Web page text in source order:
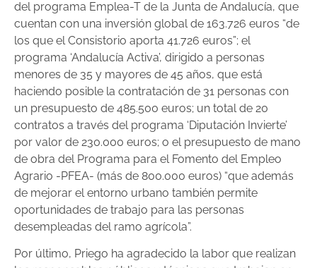
del programa Emplea-T de la Junta de Andalucía, que
cuentan con una inversión global de 163.726 euros “de
los que el Consistorio aporta 41.726 euros”; el
programa ‘Andalucía Activa’, dirigido a personas
menores de 35 y mayores de 45 años, que está
haciendo posible la contratación de 31 personas con
un presupuesto de 485.500 euros; un total de 20
contratos a través del programa ‘Diputación Invierte’
por valor de 230.000 euros; o el presupuesto de mano
de obra del Programa para el Fomento del Empleo
Agrario -PFEA- (más de 800.000 euros) “que además
de mejorar el entorno urbano también permite
oportunidades de trabajo para las personas
desempleadas del ramo agrícola”.
Por último, Priego ha agradecido la labor que realizan